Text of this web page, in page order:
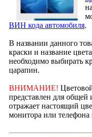
ВИН кода автомобиля.
В названии данного
краски и название
необходимо выбирать
царапин.
ВНИМАНИЕ!
представлен для
отражает настоящий
монитора или телефона